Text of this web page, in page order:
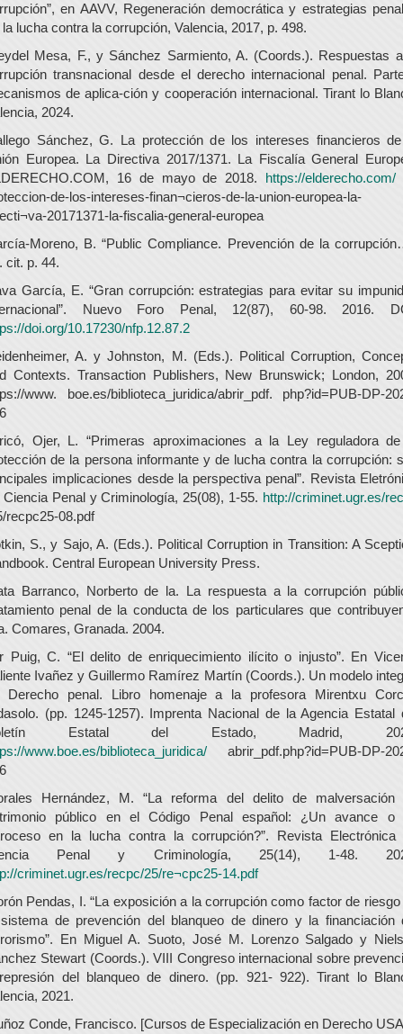
en AAVV, Regeneración democrática y estrategias
la lucha contra la corrupción, Valencia, 2017, p. 498.
Mesa, F., y Sánchez Sarmiento, A. (Coords.). Respuestas
transnacional desde el derecho internacional penal.
de aplica-ción y cooperación internacional. Tirant lo
2024.
Sánchez, G. La protección de los intereses financieros
Europea. La Directiva 2017/1371. La Fiscalía General
16 de mayo de 2018. https://elderecho.com/
de-los-intereses-finan¬cieros-de-la-union-europea-la-
20171371-la-fiscalia-general-europea
Moreno, B. “Public Compliance. Prevención de la
cit. p. 44.
García, E. “Gran corrupción: estrategias para evitar su
Nuevo Foro Penal, 12(87), 60-98. 2016.
doi.org/10.17230/nfp.12.87.2
A. y Johnston, M. (Eds.). Political Corruption,
Contexts. Transaction Publishers, New Brunswick; London,
www. boe.es/biblioteca_juridica/abrir_pdf. php?id=PUB-DP-
Ojer, L. “Primeras aproximaciones a la Ley reguladora
de la persona informante y de lucha contra la corrupción:
implicaciones desde la perspectiva penal”. Revista
Ciencia Penal y Criminología, 25(08), 1-55. http://criminet.ugr.es/
recpc25-08.pdf
S., y Sajo, A. (Eds.). Political Corruption in Transition: A
Central European University Press.
Barranco, Norberto de la. La respuesta a la corrupción
penal de la conducta de los particulares que
Comares, Granada. 2004.
Puig, C. “El delito de enriquecimiento ilícito o injusto”. En
Ivañez y Guillermo Ramírez Martín (Coords.). Un modelo
Derecho penal. Libro homenaje a la profesora Mirentxu
(pp. 1245-1257). Imprenta Nacional de la Agencia Estatal
Estatal del Estado, Madrid,
www.boe.es/biblioteca_juridica/ abrir_pdf.php?id=PUB-DP-
Hernández, M. “La reforma del delito de malversación
público en el Código Penal español: ¿Un avance o
en la lucha contra la corrupción?”. Revista Electrónica
Penal y Criminología, 25(14), 1-48.
criminet.ugr.es/recpc/25/re¬cpc25-14.pdf
Pendas, I. “La exposición a la corrupción como factor de riesgo
de prevención del blanqueo de dinero y la financiación
En Miguel A. Suoto, José M. Lorenzo Salgado y
Stewart (Coords.). VIII Congreso internacional sobre
del blanqueo de dinero. (pp. 921- 922). Tirant lo
2021.
Conde, Francisco. [Cursos de Especialización en Derecho